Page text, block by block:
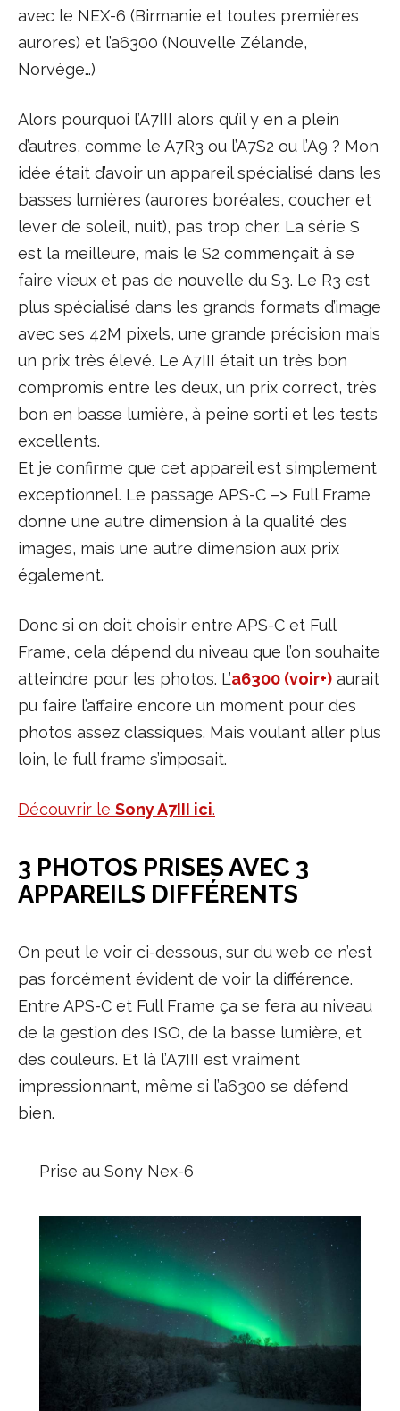
avec le NEX-6 (Birmanie et toutes premières
aurores) et l’a6300 (Nouvelle Zélande,
Norvège…)
Alors pourquoi l’A7III alors qu’il y en a plein
d’autres, comme le A7R3 ou l’A7S2 ou l’A9 ? Mon
idée était d’avoir un appareil spécialisé dans les
basses lumières (aurores boréales, coucher et
lever de soleil, nuit), pas trop cher. La série S
est la meilleure, mais le S2 commençait à se
faire vieux et pas de nouvelle du S3. Le R3 est
plus spécialisé dans les grands formats d’image
avec ses 42M pixels, une grande précision mais
un prix très élevé. Le A7III était un très bon
compromis entre les deux, un prix correct, très
bon en basse lumière, à peine sorti et les tests
excellents.
Et je confirme que cet appareil est simplement
exceptionnel. Le passage APS-C –> Full Frame
donne une autre dimension à la qualité des
images, mais une autre dimension aux prix
également.
Donc si on doit choisir entre APS-C et Full
Frame, cela dépend du niveau que l’on souhaite
atteindre pour les photos. L’a6300 (voir+) aurait
pu faire l’affaire encore un moment pour des
photos assez classiques. Mais voulant aller plus
loin, le full frame s’imposait.
Découvrir le Sony A7III ici.
3 PHOTOS PRISES AVEC 3
APPAREILS DIFFÉRENTS
On peut le voir ci-dessous, sur du web ce n’est
pas forcément évident de voir la différence.
Entre APS-C et Full Frame ça se fera au niveau
de la gestion des ISO, de la basse lumière, et
des couleurs. Et là l’A7III est vraiment
impressionnant, même si l’a6300 se défend
bien.
Prise au Sony Nex-6